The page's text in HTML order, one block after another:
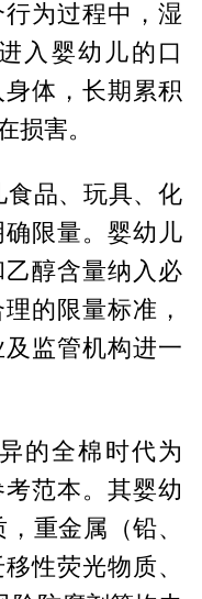
为过程中，湿
入婴幼儿的口
体，长期累积
损害。
品、玩具、化
限量。婴幼儿
醇含量纳入必
的限量标准，
监管机构进一
的全棉时代为
范本。其婴幼
重金属（铅、
性荧光物质、